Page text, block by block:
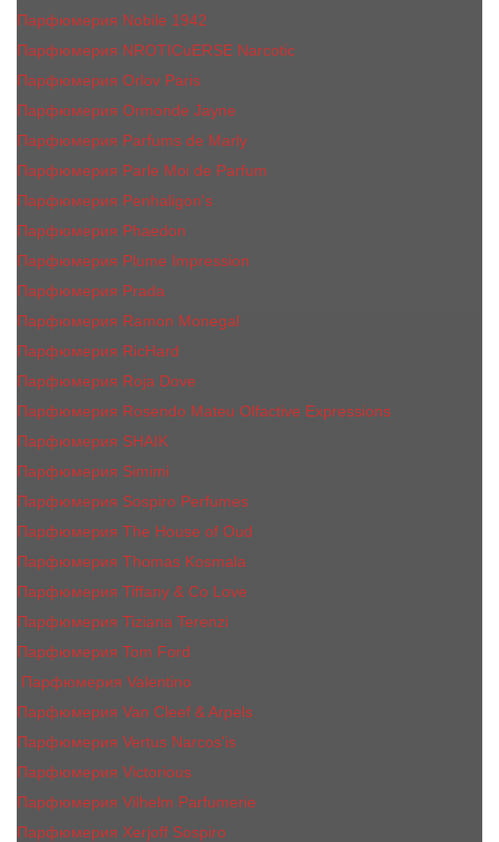
Парфюмерия Nobile 1942
Парфюмерия NROTICuERSE Narcotic
Парфюмерия Orlov Paris
Парфюмерия Ormonde Jayne
Парфюмерия Parfums de Marly
Парфюмерия Parle Moi de Parfum
Парфюмерия Penhaligon's
Парфюмерия Phaedon
Парфюмерия Plume Impression
Парфюмерия Prada
Парфюмерия Ramon Monegal
Парфюмерия RicHard
Парфюмерия Roja Dove
Парфюмерия Rosendo Mateu Olfactive Expressions
Парфюмерия SHAIK
Парфюмерия Simimi
Парфюмерия Sospiro Perfumes
Парфюмерия The House of Oud
Парфюмерия Thomas Kosmala
Парфюмерия Tiffany & Co Love
Парфюмерия Tiziana Terenzi
Парфюмерия Tom Ford
Парфюмерия Valentino
Парфюмерия Van Cleef & Arpels
Парфюмерия Vertus Narcos'is
Парфюмерия Victorious
Парфюмерия Vilhelm Parfumerie
Парфюмерия Xerjoff Sospiro